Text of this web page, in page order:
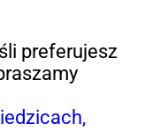
preferujesz